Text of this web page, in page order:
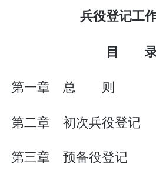
兵役登记工
目
第一章 总 则
第二章 初次兵役登记
第三章 预备役登记